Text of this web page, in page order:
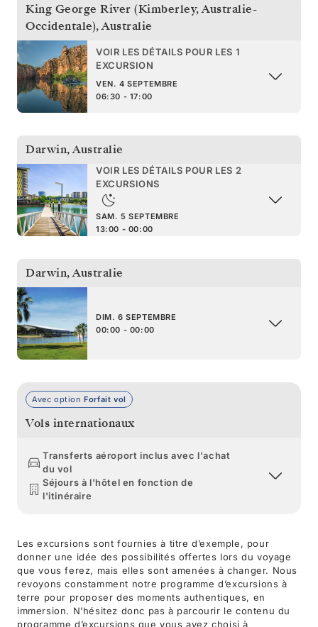
King George River (Kimberley, Australie-
Occidentale),Australie
VOIR LES DÉTAILS POUR LES 1
EXCURSION
VEN. 4 SEPTEMBRE
06:30 - 17:00
Darwin,Australie
VOIR LES DÉTAILS POUR LES 2
EXCURSIONS
SAM. 5 SEPTEMBRE
13:00 - 00:00
Darwin,Australie
DIM. 6 SEPTEMBRE
00:00 - 00:00
Avec option Forfait vol
Vols internationaux
Transferts aéroport inclus avec l'achat
du vol
Séjours à l'hôtel en fonction de
l'itinéraire
Les excursions sont fournies à titre d’exemple, pour
donner une idée des possibilités offertes lors du voyage
que vous ferez, mais elles sont amenées à changer. Nous
revoyons constamment notre programme d’excursions à
terre pour proposer des moments authentiques, en
immersion. N’hésitez donc pas à parcourir le contenu du
programme d’excursions que vous avez choisi à